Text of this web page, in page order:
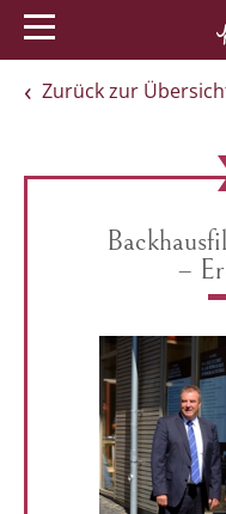
Zurück zur
–